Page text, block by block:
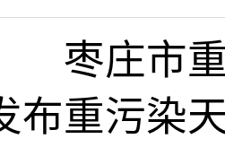
枣庄市
布重污染